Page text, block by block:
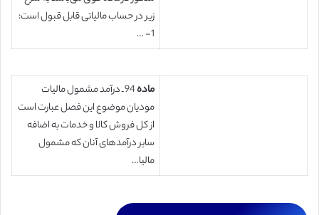
زیر در حساب مالیاتی قابل قبول است:
1- …
ماده
94 ـ درآمد مشمول مالیات
مودیان موضوع این فصل‌ عبارت است
از کل فروش کالا و خدمات به اضافه
سایر درآمدهای ‌آنان که مشمول
مالیا…